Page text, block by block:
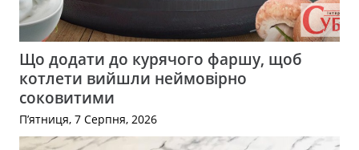
Що додати до курячого фаршу, щоб
котлети вийшли неймовірно
соковитими
П’ятниця, 7 Серпня, 2026